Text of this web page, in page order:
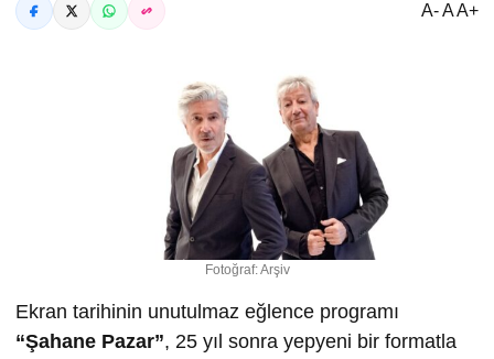
A- A A+
Fotoğraf: Arşiv
Ekran tarihinin unutulmaz eğlence programı
“Şahane Pazar”, 25 yıl sonra yepyeni bir formatla